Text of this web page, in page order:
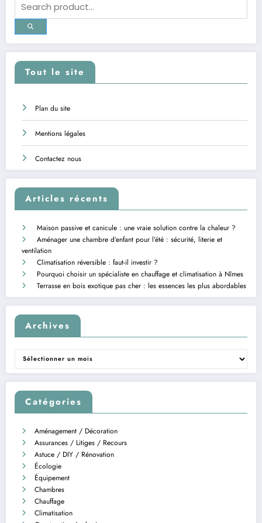
Tout le site
Plan du site
Mentions légales
Contactez nous
Articles récents
Maison passive et canicule : une vraie solution contre la chaleur ?
Aménager une chambre d’enfant pour l’été : sécurité, literie et
ventilation
Climatisation réversible : faut-il investir ?
Pourquoi choisir un spécialiste en chauffage et climatisation à Nîmes
Terrasse en bois exotique pas cher : les essences les plus abordables
Archives
Archives
Catégories
Aménagement / Décoration
Assurances / Litiges / Recours
Astuce / DIY / Rénovation
Écologie
Équipement
Chambres
Chauffage
Climatisation